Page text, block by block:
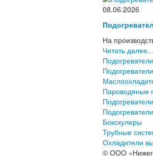
08.06.2026
На
Читать далее...
Пароводяные
Бокскулеры
Трубные
Охладители
© ООО